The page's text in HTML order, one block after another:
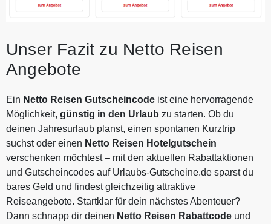
Unser Fazit zu Netto Reisen
Angebote
Ein Netto Reisen Gutscheincode ist eine hervorragende
Möglichkeit, günstig in den Urlaub zu starten. Ob du
deinen Jahresurlaub planst, einen spontanen Kurztrip
suchst oder einen Netto Reisen Hotelgutschein
verschenken möchtest – mit den aktuellen Rabattaktionen
und Gutscheincodes auf Urlaubs-Gutscheine.de sparst du
bares Geld und findest gleichzeitig attraktive
Reiseangebote. Startklar für dein nächstes Abenteuer?
Dann schnapp dir deinen Netto Reisen Rabattcode und